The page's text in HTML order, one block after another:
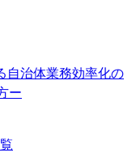
自治体業務効率化の
ー